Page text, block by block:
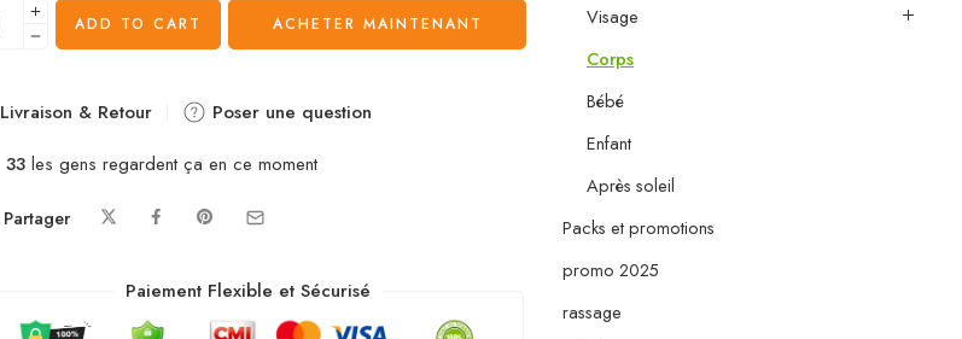
ADD TO CART ACHETER MAINTENANT
Livraison & Retour
Poser une question
33les gens regardent ça en ce moment
Partager
Paiement Flexible et Sécurisé
Visage
Corps
Bébé
Enfant
Après soleil
Packs et promotions
promo 2025
rassage